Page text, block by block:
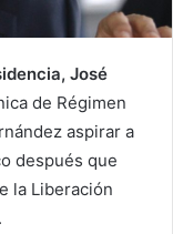
José
de Régimen
aspirar a
después que
la Liberación